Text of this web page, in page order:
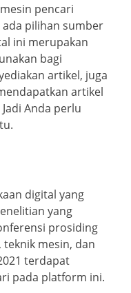
pencari
ada pilihan sumber
ini merupakan
bagi
artikel, juga
artikel
Anda perlu
digital yang
yang
prosiding
mesin, dan
terdapat
pada platform ini.